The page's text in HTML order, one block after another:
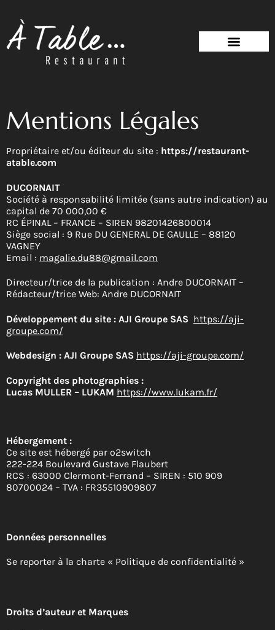
Mentions Légales
Propriétaire et/ou éditeur du site : https://restaurant-
atable.com
DUCORNAIT
Société à responsabilité limitée (sans autre indication) au
capital de 70 000,00 €
RC ÉPINAL – FRANCE – SIREN 98201426800014
Siège social : 9 Rue DU GENERAL DE GAULLE – 88120
VAGNEY
Email : magalie.du88@gmail.com
Directeur/trice de la publication : Andre DUCORNAIT –
Rédacteur/trice Web: Andre DUCORNAIT
Développement du site : AJI Groupe SAS https://aji-
groupe.com/
Webdesign : AJI Groupe SAS https://aji-groupe.com/
Copyright des photographies :
Lucas MULLER – LUKAM https://www.lukam.fr/
Hébergement :
Ce site est hébergé par o2switch
222-224 Boulevard Gustave Flaubert
RCS : 63000 Clermont-Ferrand – SIREN : 510 909
80700024 – TVA : FR35510909807
Données personnelles
Se reporter à la charte « Politique de confidentialité »
Droits d’auteur et Marques